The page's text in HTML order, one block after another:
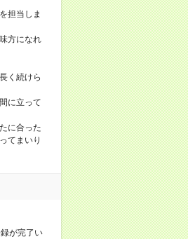
担当しま
方になれ
く続けら
に立って
に合った
てまいり
が完了い